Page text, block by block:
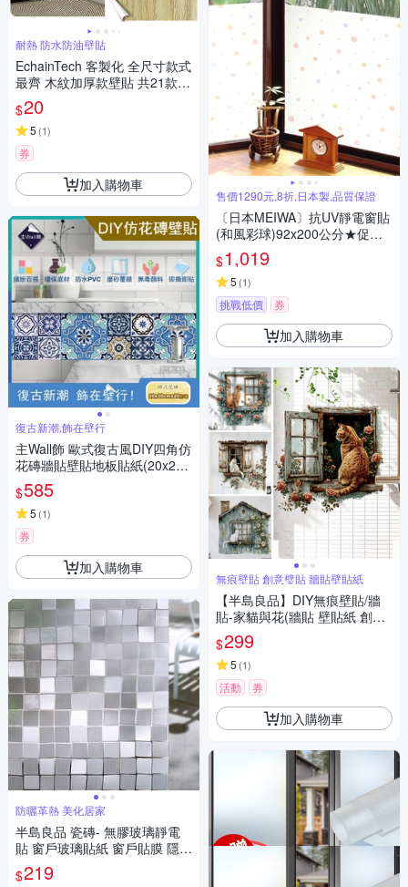
耐熱 防水防油壁貼
EchainTech 客製化 全尺寸款式
最齊 木紋加厚款壁貼 共21款
寬幅60cm (牆貼/木紋貼/壁紙/
門貼/防水防油)
$20
5 (1)
券
加入購物車
復古新潮,飾在壁行
主Wall飾 歐式復古風DIY四角仿
花磚牆貼壁貼地板貼紙(20x20c
m每套20片防水即撕即貼)
$585
5 (1)
券
加入購物車
防曬革熱 美化居家
半島良品 瓷磚- 無膠玻璃靜電
貼 窗戶玻璃貼紙 窗戶貼膜 隱私
貼 靜電玻璃貼45x200cm
$219
售價1290元,8折,日本製,品質保證
〔日本MEIWA〕抗UV靜電窗貼
(和風彩球)92x200公分★促銷
★
$1,019
5 (1)
挑戰低價 券
加入購物車
無痕壁貼 創意璧貼 牆貼壁貼紙
【半島良品】DIY無痕壁貼/牆
貼-家貓與花(牆貼 壁貼紙 創意
璧貼)
$299
5 (1)
活動 券
加入購物車